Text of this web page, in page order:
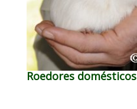
Roedores domésticos